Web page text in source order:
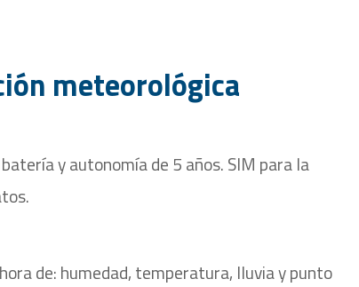
meteorológica
y autonomía de 5 años. SIM para la
de: humedad, temperatura, lluvia y punto